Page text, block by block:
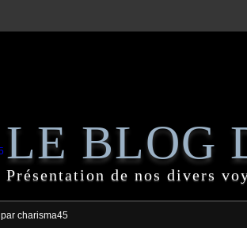
LE BLOG
Présentation de nos divers
par charisma45